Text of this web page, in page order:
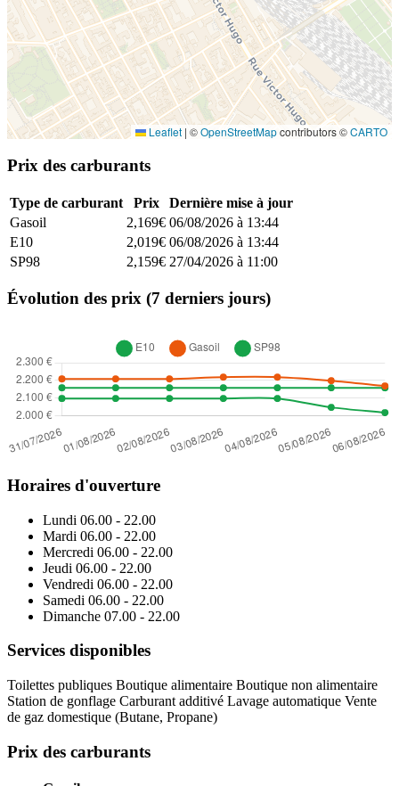
Leaflet | ©OpenStreetMapcontributors ©CARTO
Prix des carburants
Type de carburant Prix
Dernière mise à jour
Gasoil
2,169€ 06/08/2026 à 13:44
E10
2,019€ 06/08/2026 à 13:44
SP98
2,159€ 27/04/2026 à 11:00
Évolution des prix (7 derniers jours)
Horaires d'ouverture
Lundi 06.00 - 22.00
Mardi 06.00 - 22.00
Mercredi 06.00 - 22.00
Jeudi 06.00 - 22.00
Vendredi 06.00 - 22.00
Samedi 06.00 - 22.00
Dimanche 07.00 - 22.00
Services disponibles
Toilettes publiques Boutique alimentaire Boutique non alimentaire
Station de gonflage Carburant additivé Lavage automatique Vente
de gaz domestique (Butane, Propane)
Prix des carburants